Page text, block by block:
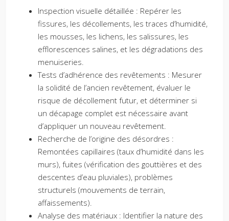
Inspection visuelle détaillée : Repérer les
fissures, les décollements, les traces d’humidité,
les mousses, les lichens, les salissures, les
efflorescences salines, et les dégradations des
menuiseries.
Tests d’adhérence des revêtements : Mesurer
la solidité de l’ancien revêtement, évaluer le
risque de décollement futur, et déterminer si
un décapage complet est nécessaire avant
d’appliquer un nouveau revêtement.
Recherche de l’origine des désordres :
Remontées capillaires (taux d’humidité dans les
murs), fuites (vérification des gouttières et des
descentes d’eau pluviales), problèmes
structurels (mouvements de terrain,
affaissements).
Analyse des matériaux : Identifier la nature des